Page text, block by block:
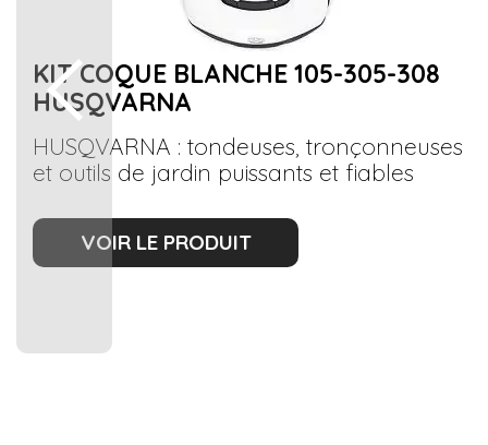
KIT COQUE BLANCHE 105-305-308
HUSQVARNA
HUSQVARNA : tondeuses, tronçonneuses
et outils de jardin puissants et fiables
VOIR LE PRODUIT